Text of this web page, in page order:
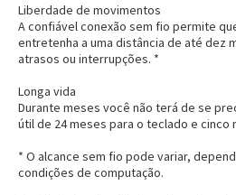
Liberdade de movimentos
A confiável conexão sem fio permite
entretenha a uma distância de até dez
atrasos ou interrupções. *
Longa vida
Durante meses você não terá de se
útil de 24 meses para o teclado e cinco
* O alcance sem fio pode variar,
condições de computação.